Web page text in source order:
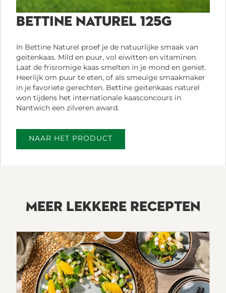
BETTINE NATUREL 125G
In Bettine Naturel proef je de natuurlijke smaak van
geitenkaas. Mild en puur, vol eiwitten en vitaminen.
Laat de frisromige kaas smelten in je mond en geniet.
Heerlijk om puur te eten, of als smeuïge smaakmaker
in je favoriete gerechten. Bettine geitenkaas naturel
won tijdens het internationale kaasconcours in
Nantwich een zilveren award.
NAAR HET PRODUCT
MEER LEKKERE RECEPTEN